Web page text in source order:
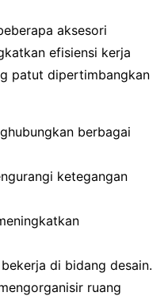
aksesori
efisiensi kerja
patut dipertimbangkan
berbagai
ketegangan
di bidang desain.
ruang